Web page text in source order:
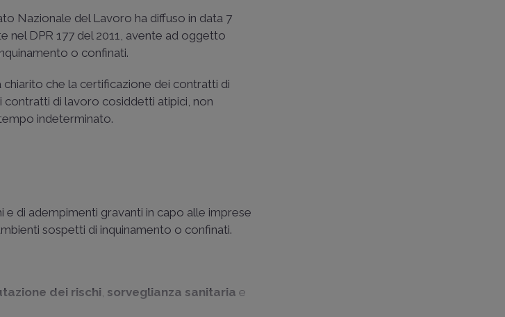
Nazionale del Lavoro ha diffuso in data 7
DPR 177 del 2011, avente ad oggetto
o confinati.
che la certificazione dei contratti di
contratti di lavoro cosiddetti atipici, non
indeterminato.
di adempimenti gravanti in capo alle imprese
sospetti di inquinamento o confinati.
dei rischi, sorveglianza sanitariae